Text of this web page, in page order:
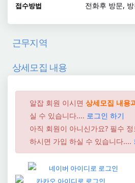
접수방법 전화후 방문,
근무지역
상세모집 내용
알잡 회원 이시면 상세모집 내용
실 수 있습니다.... 로그인 하기
아직 회원이 아니신가요? 필수
하시면 가입 하실 수 있습니다....